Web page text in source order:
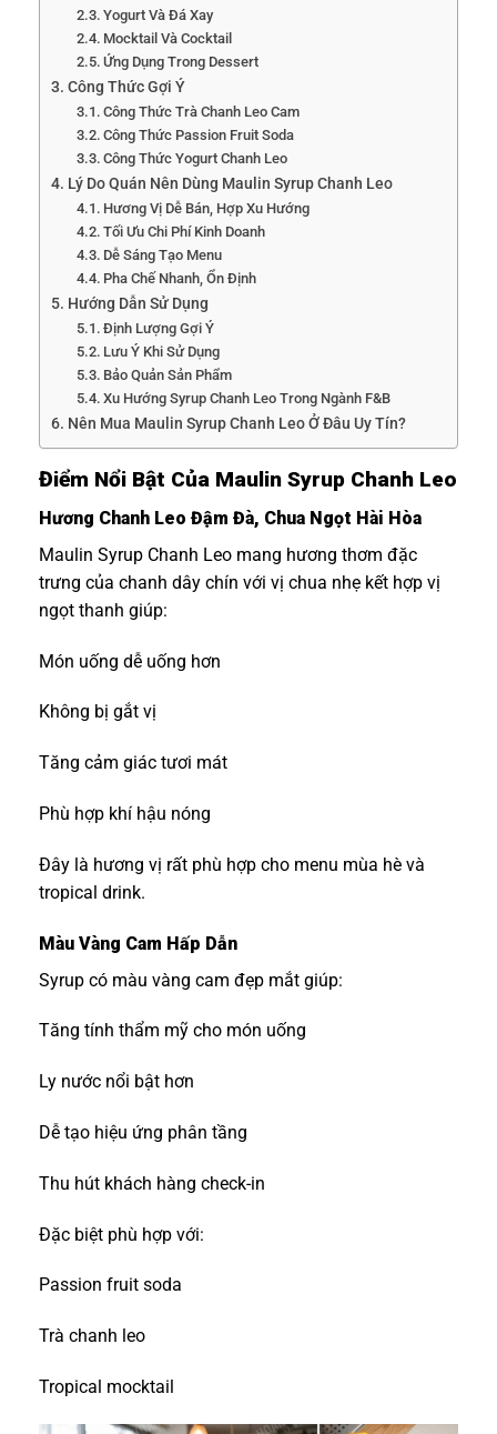
Yogurt Và Đá Xay
Mocktail Và Cocktail
Ứng Dụng Trong Dessert
Công Thức Gợi Ý
Công Thức Trà Chanh Leo Cam
Công Thức Passion Fruit Soda
Công Thức Yogurt Chanh Leo
Lý Do Quán Nên Dùng Maulin Syrup Chanh Leo
Hương Vị Dễ Bán, Hợp Xu Hướng
Tối Ưu Chi Phí Kinh Doanh
Dễ Sáng Tạo Menu
Pha Chế Nhanh, Ổn Định
Hướng Dẫn Sử Dụng
Định Lượng Gợi Ý
Lưu Ý Khi Sử Dụng
Bảo Quản Sản Phẩm
Xu Hướng Syrup Chanh Leo Trong Ngành F&B
Nên Mua Maulin Syrup Chanh Leo Ở Đâu Uy Tín?
Điểm Nổi Bật Của Maulin Syrup Chanh Leo
Hương Chanh Leo Đậm Đà, Chua Ngọt Hài Hòa
Maulin Syrup Chanh Leo mang hương thơm đặc
trưng của chanh dây chín với vị chua nhẹ kết hợp vị
ngọt thanh giúp:
Món uống dễ uống hơn
Không bị gắt vị
Tăng cảm giác tươi mát
Phù hợp khí hậu nóng
Đây là hương vị rất phù hợp cho menu mùa hè và
tropical drink.
Màu Vàng Cam Hấp Dẫn
Syrup có màu vàng cam đẹp mắt giúp:
Tăng tính thẩm mỹ cho món uống
Ly nước nổi bật hơn
Dễ tạo hiệu ứng phân tầng
Thu hút khách hàng check-in
Đặc biệt phù hợp với:
Passion fruit soda
Trà chanh leo
Tropical mocktail